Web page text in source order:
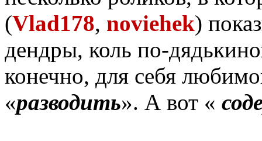
(Vlad178, noviehek)
дендры, коль по-
конечно, для себя
«разводить». А вот «